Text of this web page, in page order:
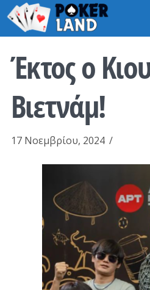
Έκτος ο
Βιετνάμ!
17 Νοεμβρίου, 2024